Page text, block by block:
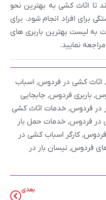
تا اثاث کشی به بهترین نحو
برای افراد انجام شود. برای
به لیست بهترین باربری های
نمایید.
, اثاث کشی در فردوس, اسباب
, باربری فردوس, جابجایی
در فردوس, خدمات اثاث کشی
در فردوس, خدمات حمل بار
فردوس, کارگر اسباب کشی در
فردوس, نیسان بار در
بعدی